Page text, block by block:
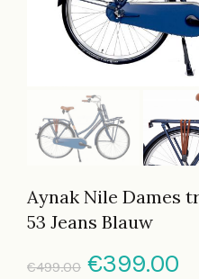
Aynak Nile Dames
53 Jeans Blauw
€499.00 €399.00